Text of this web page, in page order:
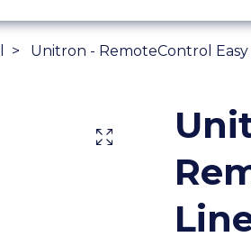
Unitron - RemoteControl Easy